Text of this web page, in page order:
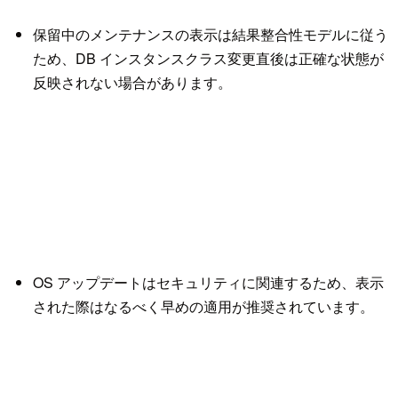
保留中のメンテナンスの表示は結果整合性モデルに従う
ため、DB インスタンスクラス変更直後は正確な状態が
反映されない場合があります。
OS アップデートはセキュリティに関連するため、表示
された際はなるべく早めの適用が推奨されています。